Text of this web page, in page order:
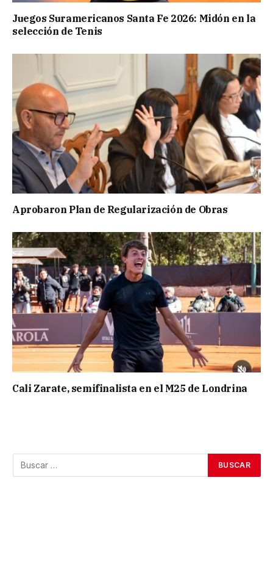
Juegos Suramericanos Santa Fe 2026: Midón en la
selección de Tenis
Aprobaron Plan de Regularización de Obras
Cali Zarate, semifinalista en el M25 de Londrina